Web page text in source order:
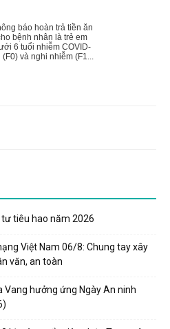
báo hoàn trả tiền ăn
bệnh nhân là trẻ em
6 tuổi nhiễm COVID-
(F0) và nghi nhiễm (F1...
tiêu hao năm 2026
Việt Nam 06/8: Chung tay xây
văn, an toàn
Vang hưởng ứng Ngày An ninh